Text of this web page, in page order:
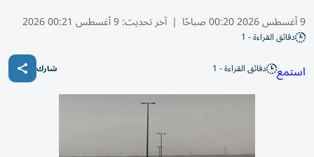
9 أغسطس 2026 00:20 صباحًا | آخر تحديث:9 أغسطس 00:21 2026
دقائق القراءة - 1
استمع دقائق القراءة - 1 شارك